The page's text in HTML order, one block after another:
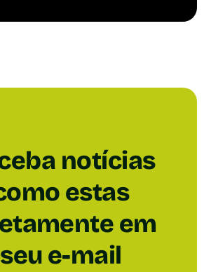
notícias
estas
em
seu e-mail